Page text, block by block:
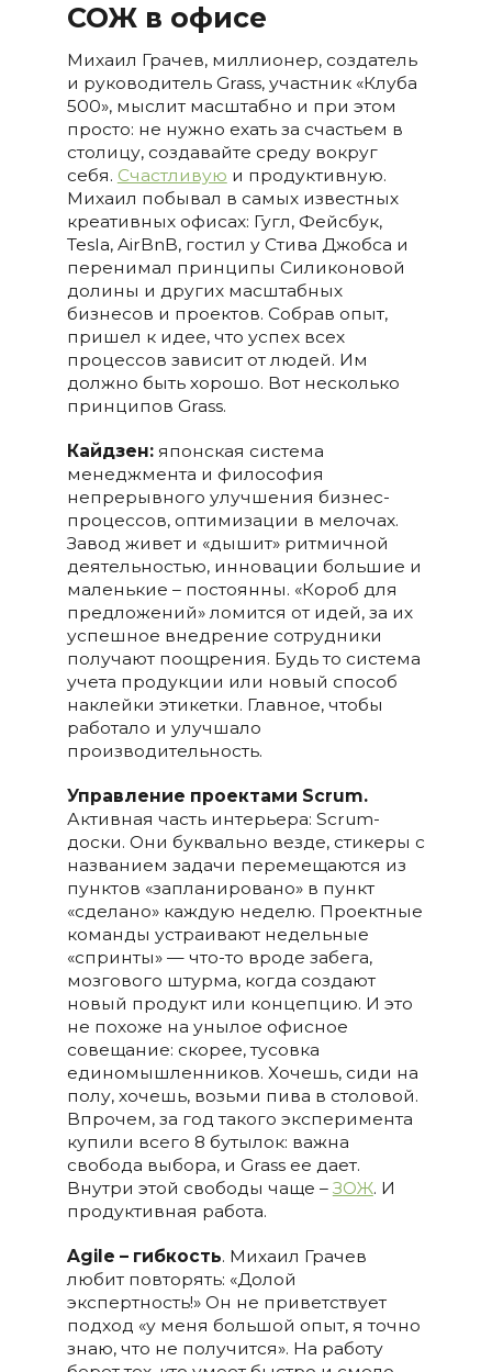
СОЖ в офисе
Михаил Грачев, миллионер, создатель
и руководитель Grass, участник «Клуба
500», мыслит масштабно и при этом
просто: не нужно ехать за счастьем в
столицу, создавайте среду вокруг
себя. Счастливую и продуктивную.
Михаил побывал в самых известных
креативных офисах: Гугл, Фейсбук,
Tesla, AirBnB, гостил у Стива Джобса и
перенимал принципы Силиконовой
долины и других масштабных
бизнесов и проектов. Собрав опыт,
пришел к идее, что успех всех
процессов зависит от людей. Им
должно быть хорошо. Вот несколько
принципов Grass.
Кайдзен:японская система
менеджмента и философия
непрерывного улучшения бизнес-
процессов, оптимизации в мелочах.
Завод живет и «дышит» ритмичной
деятельностью, инновации большие и
маленькие – постоянны. «Короб для
предложений» ломится от идей, за их
успешное внедрение сотрудники
получают поощрения. Будь то система
учета продукции или новый способ
наклейки этикетки. Главное, чтобы
работало и улучшало
производительность.
Управление проектами Scrum.
Активная часть интерьера: Scrum-
доски. Они буквально везде, стикеры с
названием задачи перемещаются из
пунктов «запланировано» в пункт
«сделано» каждую неделю. Проектные
команды устраивают недельные
«спринты» — что-то вроде забега,
мозгового штурма, когда создают
новый продукт или концепцию. И это
не похоже на унылое офисное
совещание: скорее, тусовка
единомышленников. Хочешь, сиди на
полу, хочешь, возьми пива в столовой.
Впрочем, за год такого эксперимента
купили всего 8 бутылок: важна
свобода выбора, и Grass ее дает.
Внутри этой свободы чаще – ЗОЖ. И
продуктивная работа.
Agile – гибкость. Михаил Грачев
любит повторять: «Долой
экспертность!» Он не приветствует
подход «у меня большой опыт, я точно
знаю, что не получится». На работу